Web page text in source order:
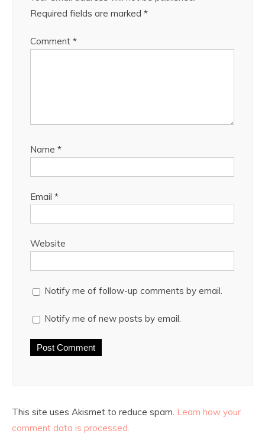
Required fields are marked *
Comment *
Name *
Email *
Website
Notify me of follow-up comments by email.
Notify me of new posts by email.
This site uses Akismet to reduce spam. Learn how your
comment data is processed.